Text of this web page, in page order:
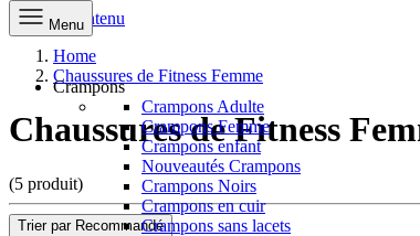
Aller au contenu
Menu
Crampons
Crampons Adulte
Crampons Femme
Crampons enfant
Nouveautés Crampons
Crampons Noirs
Crampons en cuir
Crampons sans lacets
Home
Chaussures de Fitness Femme
Chaussures de Fitness
(5 produit)
Trier par Recommandé